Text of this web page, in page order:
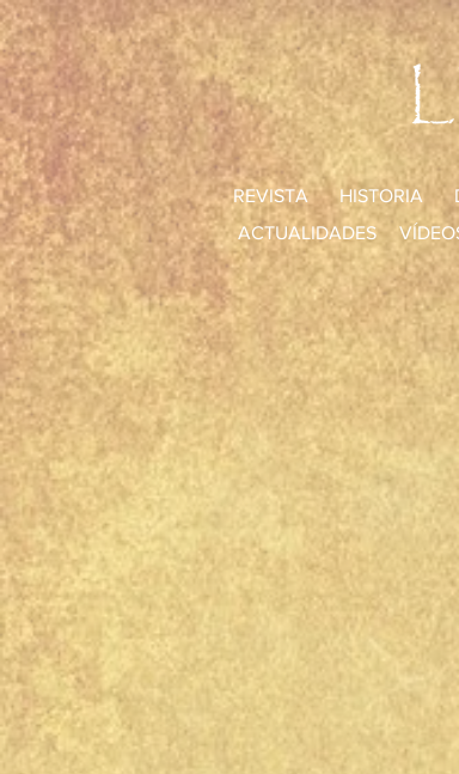
REVISTA HISTORIA
ACTUALIDADES